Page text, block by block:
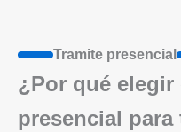
Tramite presencial
¿Por qué elegir
presencial